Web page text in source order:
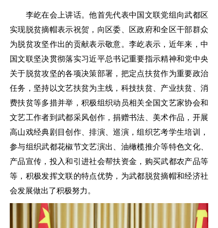
李屹在会上讲话。他首先代表中国文联党组向武都区
实现脱贫摘帽表示祝贺，向区委、区政府和全区干部群众
为脱贫攻坚作出的贡献表示敬意。李屹表示，近年来，中
国文联坚决贯彻落实习近平总书记重要指示精神和党中央
关于脱贫攻坚的各项决策部署，把定点扶贫作为重要政治
任务，坚持以文艺扶贫为主线，科技扶贫、产业扶贫、消
费扶贫等多措并举，积极组织动员相关全国文艺家协会和
文艺工作者到武都采风创作，捐赠书法、美术作品，开展
高山戏经典剧目创作、排演、巡演，组织艺考学生培训，
参与组织武都花椒节文艺演出、油橄榄推介等特色文化、
产品宣传，投入和引进社会帮扶资金，购买武都农产品等
等，积极发挥文联的特点优势，为武都脱贫摘帽和经济社
会发展做出了积极努力。